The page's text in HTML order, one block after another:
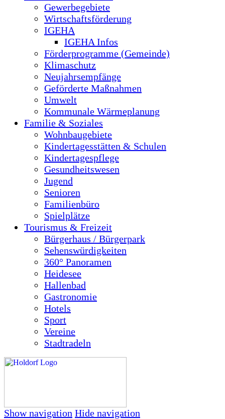
Gewerbegebiete
Wirtschaftsförderung
IGEHA
IGEHA Infos
Förderprogramme (Gemeinde)
Klimaschutz
Neujahrsempfänge
Geförderte Maßnahmen
Umwelt
Kommunale Wärmeplanung
Familie & Soziales
Wohnbaugebiete
Kindertagesstätten & Schulen
Kindertagespflege
Gesundheitswesen
Jugend
Senioren
Familienbüro
Spielplätze
Tourismus & Freizeit
Bürgerhaus / Bürgerpark
Sehenswürdigkeiten
360° Panoramen
Heidesee
Hallenbad
Gastronomie
Hotels
Sport
Vereine
Stadtradeln
Show navigation Hide navigation